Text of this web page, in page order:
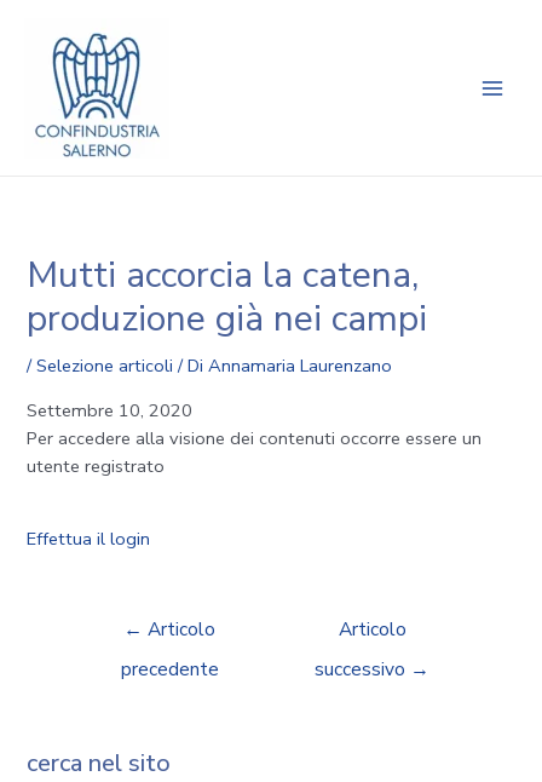
contenuto
Mutti accorcia la catena,
produzione già nei campi
/Selezione articoli / DiAnnamaria Laurenzano
Settembre 10, 2020
Per accedere alla visione dei contenuti occorre essere un
utente registrato
Effettua il login
articoli
← Articolo
precedente
Articolo
successivo →
cerca nel sito